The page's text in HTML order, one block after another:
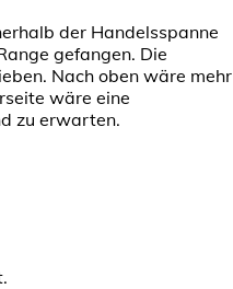
der Handelsspanne
gefangen. Die
Nach oben wäre mehr
wäre eine
zu erwarten.